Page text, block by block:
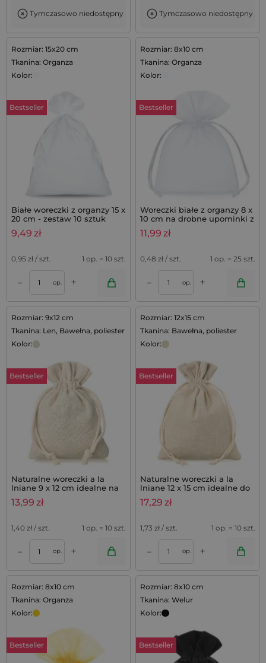
Tymczasowo niedostępny Tymczasowo niedostępny
Rozmiar: 15x20 cm
Tkanina: Organza
Kolor:
Bestseller
Białe woreczki z organzy 15 x
20 cm - zestaw 10 sztuk
9,49 zł
0,95 zł / szt. 1 op. = 10 szt.
– op. +
Rozmiar: 8x10 cm
Tkanina: Organza
Kolor:
Bestseller
Woreczki białe z organzy 8 x
10 cm na drobne upominki z
lawendą - 25 szt.
11,99 zł
0,48 zł / szt. 1 op. = 25 szt.
– op. +
Rozmiar: 9x12 cm
Tkanina: Len, Bawełna, poliester
Kolor:
Bestseller
Naturalne woreczki a la
lniane 9 x 12 cm idealne na
mydełka lawendowe,
zestaw 10 szt.
13,99 zł
1,40 zł / szt. 1 op. = 10 szt.
– op. +
Rozmiar: 12x15 cm
Tkanina: Bawełna, poliester
Kolor:
Bestseller
Naturalne woreczki a la
lniane 12 x 15 cm idealne do
zestawów lawendowych - 10
szt.
17,29 zł
1,73 zł / szt. 1 op. = 10 szt.
– op. +
Rozmiar: 8x10 cm
Tkanina: Organza
Kolor:
Bestseller
Rozmiar: 8x10 cm
Tkanina: Welur
Kolor:
Bestseller